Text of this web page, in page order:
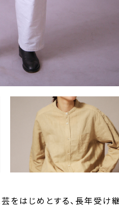
をはじめとする、長年受け